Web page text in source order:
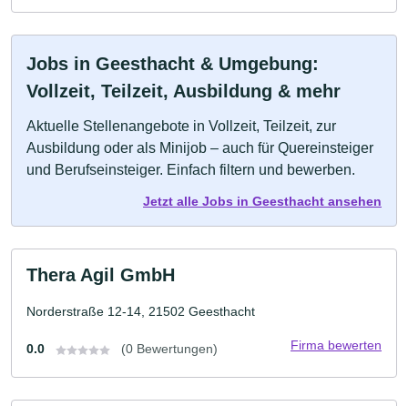
Jobs in Geesthacht & Umgebung:
Vollzeit, Teilzeit, Ausbildung & mehr
Aktuelle Stellenangebote in Vollzeit, Teilzeit, zur
Ausbildung oder als Minijob – auch für Quereinsteiger
und Berufseinsteiger. Einfach filtern und bewerben.
Jetzt alle Jobs in Geesthacht ansehen
Thera Agil GmbH
Norderstraße 12-14, 21502 Geesthacht
0.0 (0 Bewertungen) Firma bewerten